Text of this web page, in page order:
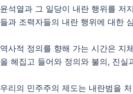
윤석열과 그 일당이 내란 행위를 저
들과 조력자들의 내란 행위에 대한
역사적 정의를 향해 가는 시간은 지
을 헤집고 들어와 정의와 불의, 진
우리의 민주주의 제도는 내란범을